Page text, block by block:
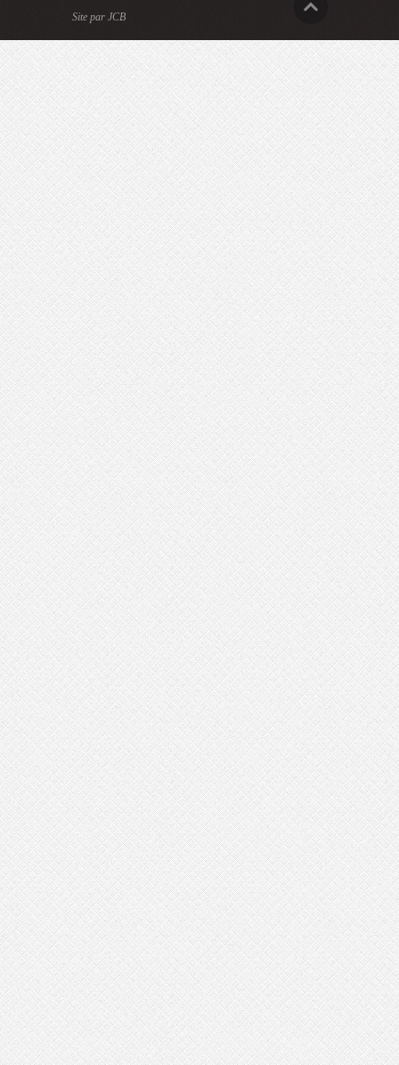
Site par JCB